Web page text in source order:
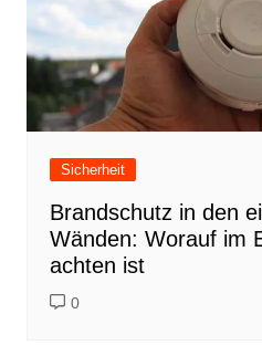
Sicherheit
Brandschutz in den
Wänden: Worauf im
achten ist
0